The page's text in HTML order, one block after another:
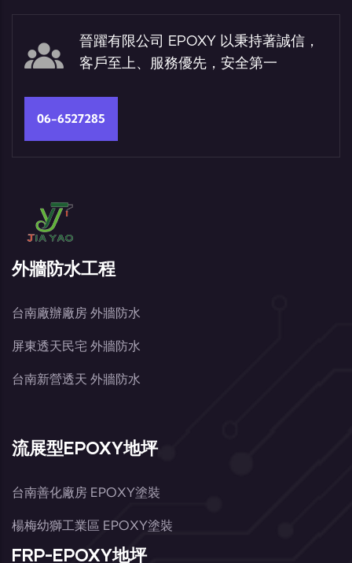
晉躍有限公司 EPOXY 以秉持著誠信，
客戶至上、服務優先，安全第一
06-6527285
外牆防水工程
台南廠辦廠房 外牆防水
屏東透天民宅 外牆防水
台南新營透天 外牆防水
流展型EPOXY地坪
台南善化廠房 EPOXY塗裝
楊梅幼獅工業區 EPOXY塗裝
FRP-EPOXY地坪